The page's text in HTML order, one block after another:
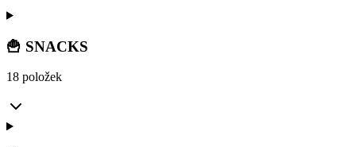
🍟 SNACKS
18 položek